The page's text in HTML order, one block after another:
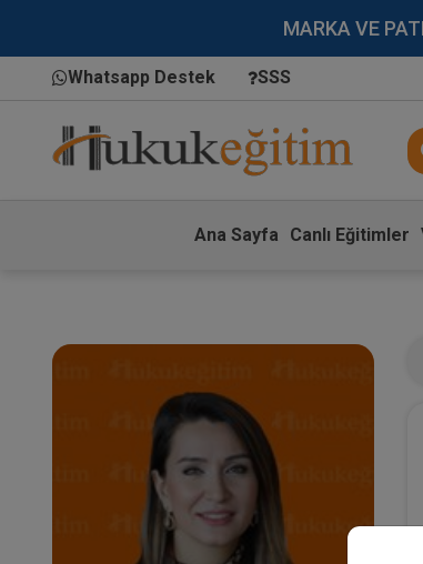
MARKA VE
Whatsapp Destek SSS
Ana Sayfa Canlı Eğitimler